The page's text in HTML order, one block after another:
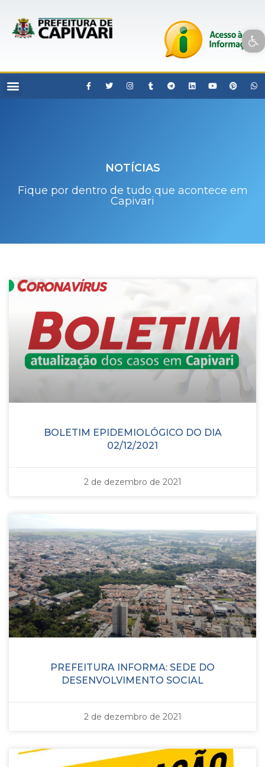
Open toolbar
NOTÍCIAS
Fique por dentro de tudo que acontece em
Capivari
BOLETIM EPIDEMIOLÓGICO DO DIA
02/12/2021
2 de dezembro de 2021
PREFEITURA INFORMA: SEDE DO
DESENVOLVIMENTO SOCIAL
2 de dezembro de 2021